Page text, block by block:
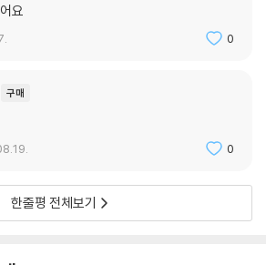
지닌 인간을 구원하기 위해 죽었다는 영성을
에게 이 세상의 가치는 열등한 것이 되었고 신은
거대한 제국을 이룩한 빛나는 승리의 역사 속
니라 신의 뜻을 이루는 적극적인 종교 활동이
굴욕이 발전에 중요한 역할을 한 것처럼, 이슬
할을 했다. 세속적인 성공을 불신하는 기독교의
요
0
구매
0
한줄평 전체보기